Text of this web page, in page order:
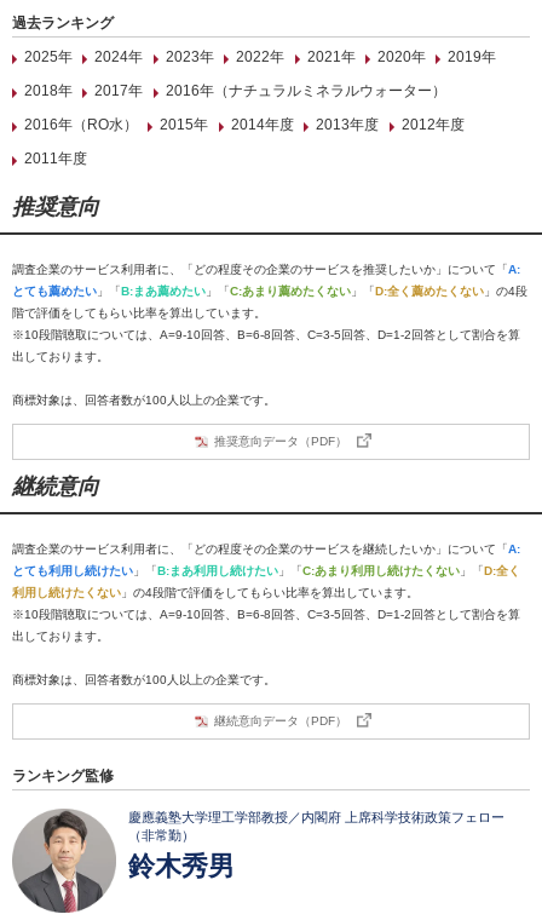
過去ランキング
2025年
2024年 2023年 2022年 2021年 2020年
2019年
2018年
2017年
2016年（ナチュラルミネラルウォーター）
2016年（RO水）
2015年 2014年度 2013年度
2012年度
2011年度
推奨意向
調査企業のサービス利用者に、「どの程度その企業のサービスを推奨したいか」について「A:
とても薦めたい 」「B:まあ薦めたい 」「C:あまり薦めたくない 」「D:全く薦めたくない 」の4段
階で評価をしてもらい比率を算出しています。
※10段階聴取については、A=9-10回答、B=6-8回答、C=3-5回答、D=1-2回答として割合を算
出しております。
商標対象は、回答者数が100人以上の企業です。
推奨意向データ（PDF）
継続意向
調査企業のサービス利用者に、「どの程度その企業のサービスを継続したいか」について「A:
とても利用し続けたい 」「B:まあ利用し続けたい 」「C:あまり利用し続けたくない 」「D:全く
利用し続けたくない 」の4段階で評価をしてもらい比率を算出しています。
※10段階聴取については、A=9-10回答、B=6-8回答、C=3-5回答、D=1-2回答として割合を算
出しております。
商標対象は、回答者数が100人以上の企業です。
継続意向データ（PDF）
ランキング監修
慶應義塾大学理工学部教授／内閣府 上席科学技術政策フェロー
（非常勤）
鈴木秀男